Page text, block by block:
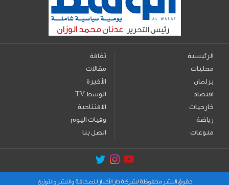
الرئيسية
محليات
برلمان
اقتصاد
خارجيات
رياضة
منوعات
ثقافة
مقالات
الأخيرة
TV الوسط
الافتتاحية
وفيات اليوم
اتصل بنا
حقوق النشر محفوظة لشركة دار الأخبار للصحافة والنشر والتوزيع